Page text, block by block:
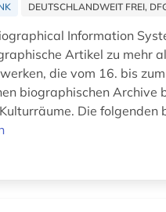
DEUTSCHLANDWEIT FREI,
Information
Artikel zu mehr
die vom 16. bis
biographischen Archive
Die folgenden